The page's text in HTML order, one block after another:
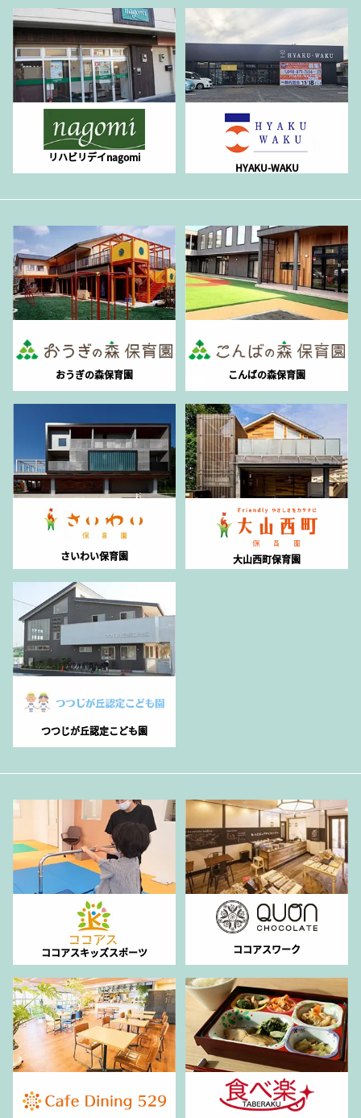
リハビリデイnagomi
HYAKU-WAKU
おうぎの森保育園 こんばの森保育園
さいわい保育園 大山西町保育園
つつじが丘認定こども園
ココアスキッズスポーツ ココアスワーク